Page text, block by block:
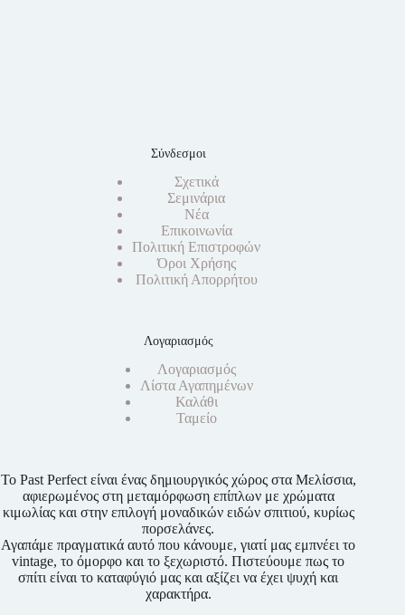
Σύνδεσμοι
Σχετικά
Σεμινάρια
Νέα
Επικοινωνία
Πολιτική Επιστροφών
Όροι Χρήσης
Πολιτική Απορρήτου
Λογαριασμός
Λογαριασμός
Λίστα Αγαπημένων
Καλάθι
Ταμείο
Το Past Perfect είναι ένας δημιουργικός χώρος στα Μελίσσια,
αφιερωμένος στη μεταμόρφωση επίπλων με χρώματα
κιμωλίας και στην επιλογή μοναδικών ειδών σπιτιού, κυρίως
πορσελάνες.
Αγαπάμε πραγματικά αυτό που κάνουμε, γιατί μας εμπνέει το
vintage, το όμορφο και το ξεχωριστό. Πιστεύουμε πως το
σπίτι είναι το καταφύγιό μας και αξίζει να έχει ψυχή και
χαρακτήρα.